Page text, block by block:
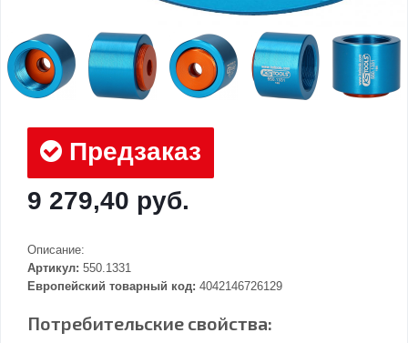
Предзаказ
9 279,40 руб.
Описание:
Артикул: 550.1331
Европейский товарный код: 4042146726129
Потребительские свойства: